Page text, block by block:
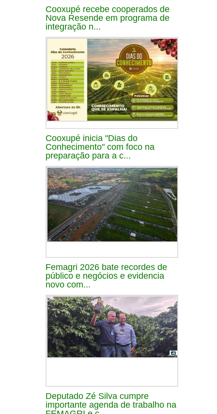
Cooxupé recebe cooperados de
Nova Resende em programa de
integração n...
Cooxupé inicia "Dias do
Conhecimento" com foco na
preparação para a c...
Femagri 2026 bate recordes de
público e negócios e evidencia
novo com...
Deputado Zé Silva cumpre
importante agenda de trabalho na